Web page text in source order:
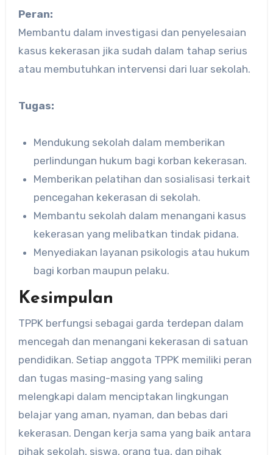
Peran:
Membantu dalam investigasi dan penyelesaian
kasus kekerasan jika sudah dalam tahap serius
atau membutuhkan intervensi dari luar sekolah.
Tugas:
Mendukung sekolah dalam memberikan
perlindungan hukum bagi korban kekerasan.
Memberikan pelatihan dan sosialisasi terkait
pencegahan kekerasan di sekolah.
Membantu sekolah dalam menangani kasus
kekerasan yang melibatkan tindak pidana.
Menyediakan layanan psikologis atau hukum
bagi korban maupun pelaku.
Kesimpulan
TPPK berfungsi sebagai garda terdepan dalam
mencegah dan menangani kekerasan di satuan
pendidikan. Setiap anggota TPPK memiliki peran
dan tugas masing-masing yang saling
melengkapi dalam menciptakan lingkungan
belajar yang aman, nyaman, dan bebas dari
kekerasan. Dengan kerja sama yang baik antara
pihak sekolah, siswa, orang tua, dan pihak